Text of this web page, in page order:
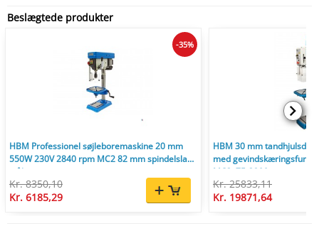
Beslægtede produkter
HBM Professionel søjleboremaskine 20 mm
550W 230V 2840 rpm MC2 82 mm spindelslag
stål træ
Kr. 8350,10
Kr. 6185,29
-35%
HBM 30 mm
med
MC3, 75-3200 rpm
Kr. 25833,11
Kr. 19871,64